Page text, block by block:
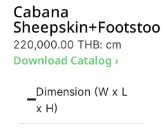
Cabana
220,000.00 THB: cm
Download Catalog ›
Dimension (W x L
x H)